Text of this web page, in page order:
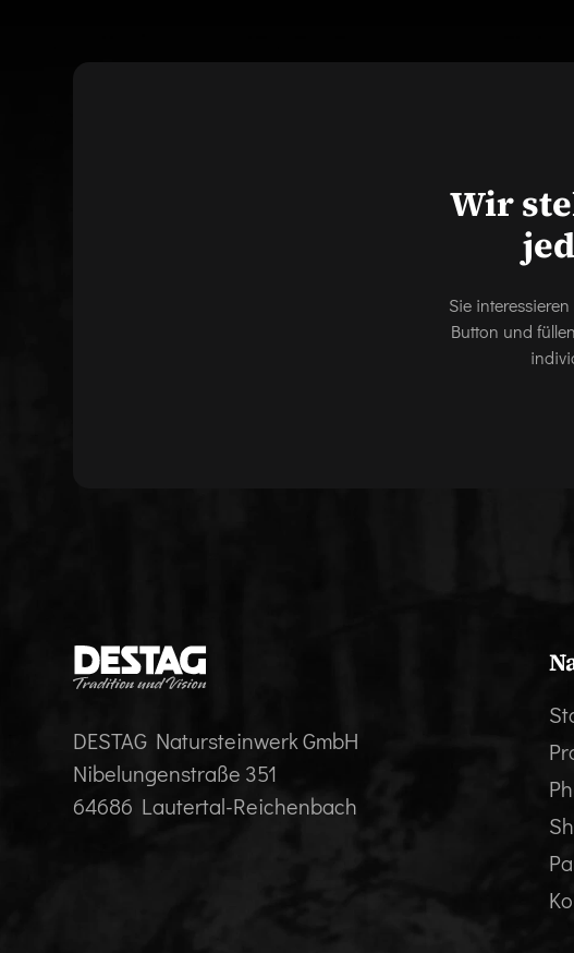
Wir
Sie
Button und
DESTAG Natursteinwerk GmbH
Nibelungenstraße 351
64686 Lautertal-Reichenbach